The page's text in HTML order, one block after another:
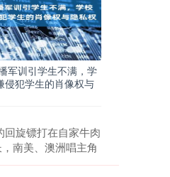
军训引学生不满，学
侵犯学生的肖像权与
旋镖打在自家牛肉
南美、澳洲唱主角